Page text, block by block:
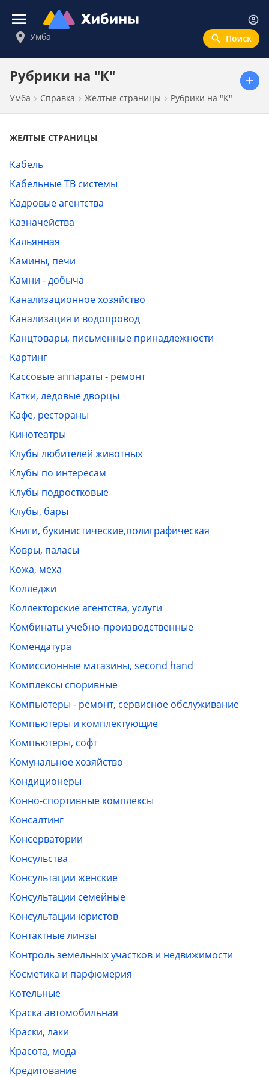
Войти
Новости
Афиша
Справка
Справочник
Погода
Валюта
Интерактивные карты
Расписание транспорта
Web-камеры
Общение
Умба
Рубрики на "К"
Умба Справка Желтые страницы Рубрики на "К"
ЖЕЛТЫЕ СТРАНИЦЫ
Кабель
Кабельные ТВ системы
Кадровые агентства
Казначейства
Кальянная
Камины, печи
Камни - добыча
Канализационное хозяйство
Канализация и водопровод
Канцтовары, письменные принадлежности
Картинг
Кассовые аппараты - ремонт
Катки, ледовые дворцы
Кафе, рестораны
Кинотеатры
Клубы любителей животных
Клубы по интересам
Клубы подростковые
Клубы, бары
Книги, букинистические,полиграфическая
Ковры, паласы
Кожа, меха
Колледжи
Коллекторские агентства, услуги
Комбинаты учебно-производственные
Комендатура
Комиссионные магазины, second hand
Комплексы споривные
Компьютеры - ремонт, сервисное обслуживание
Компьютеры и комплектующие
Компьютеры, софт
Комунальное хозяйство
Кондиционеры
Конно-спортивные комплексы
Консалтинг
Консерватории
Консульства
Консультации женские
Консультации семейные
Консультации юристов
Контактные линзы
Контроль земельных участков и недвижимости
Косметика и парфюмерия
Котельные
Краска автомобильная
Краски, лаки
Красота, мода
Кредитование